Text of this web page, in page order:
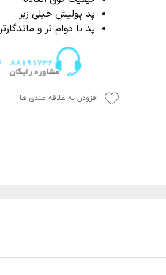
از بین برنده لکه آب
پاک کننده چسب، قیر و شیره درخت
پد پولیش خیلی زبر
پد با دوام تر و ماندگارتر
افزودن به علاقه مندی ها